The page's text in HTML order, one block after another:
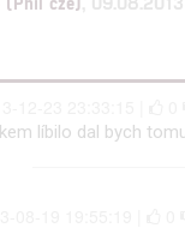
líbilo dal bych